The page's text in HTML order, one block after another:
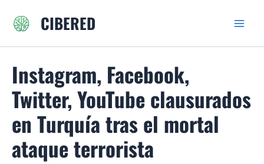
CIBERED
Instagram, Facebook,
Twitter, YouTube clausurados
en Turquía tras el mortal
ataque terrorista